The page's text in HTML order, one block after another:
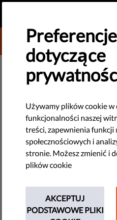
DONATE TO
NOWE TECHNOLOGIE I PRAWA
Minimalne
ubiegających
W niedawnym orzeczeniu
Europejskiej potwierdził
Członkowskich do zapewnienia
azyl godziwych warunków życia.
przypadku kiedy Państwo nie
rzeczowej, a zamiast tego
Preferencje
dotyczące
Używamy plików cookie w
funkcjonalności naszej
treści, zapewnienia funkcji
społecznościowych i
stronie. Możesz zmienić i
plików cookie
AKCEPTUJ
PODSTAWOWE PLIKI